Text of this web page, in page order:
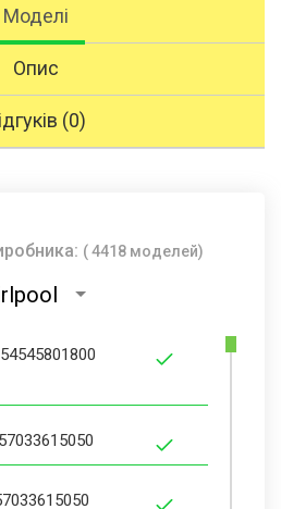
Моделі
Опис
(0)
( 4418 моделей)